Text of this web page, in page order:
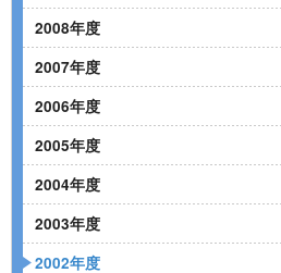
2008年度
2007年度
2006年度
2005年度
2004年度
2003年度
2002年度